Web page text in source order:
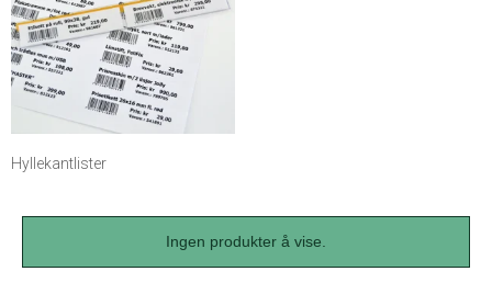
Hyllekantlister
Ingen produkter å vise.